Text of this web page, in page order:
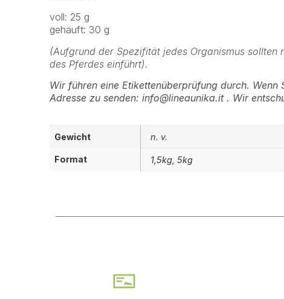
voll: 25 g
gehäuft: 30 g
(Aufgrund der Spezifität jedes Organismus sollten
des Pferdes einführt).
Wir führen eine Etikettenüberprüfung durch.
Adresse zu senden: info@lineaunika.it . Wir
Gewicht n. v.
Format 1,5kg, 5kg